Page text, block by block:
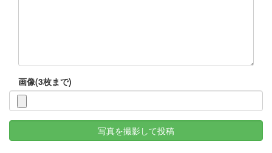
画像(3枚まで)
写真を撮影して投稿